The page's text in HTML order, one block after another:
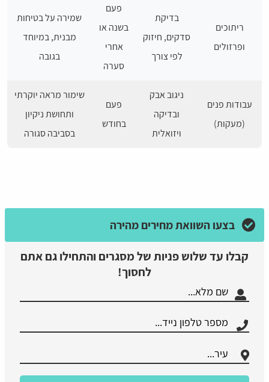
ריתוכים
ופרזולים
בדיקת
סדקים, חיזוק
לפי צורך
פעם
בשנה או
אחרי
סערה
שמירה על בטיחות
מבנית, במיוחד
בגובה
עבודות פנים
(מעקות)
ניגוב אבק
ובדיקה
ויזואלית
פעם
בחודש
שימור מראה יוקרתי
ותחושת ניקיון
בסביבה סגורה
בצעו השוואת מחירים מהירה
קבלו עד שלוש פניות של מסגרים והתחילו גם אתם
לחסוך!